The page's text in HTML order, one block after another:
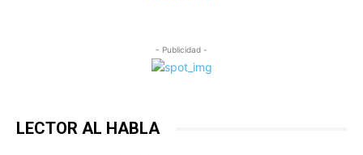
- Publicidad -
LECTOR AL HABLA